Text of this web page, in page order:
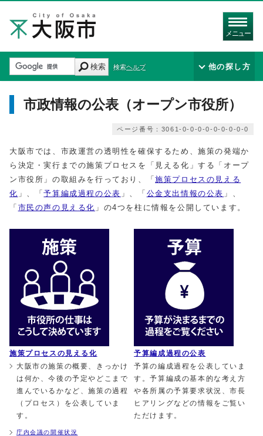
メニュー
検索 検索ヘルプ 他の探し方
市政情報の公表（オープン市役所）
ページ番号：3061-0-0-0-0-0-0-0-0-0
大阪市では、市政運営の透明性を確保するため、施策の発端か
ら決定・実行までの施策プロセスを「見える化」する「オープ
ン市役所」の取組みを行っており、「施策プロセスの見える
化 」、「予算編成過程の公表 」、「 公金支出情報の公表 」、
「 市民の声の見える化 」の4つを柱に情報を公開しています。
施策プロセスの見える化
大阪市の施策の概要、きっかけ
は何か、今後の予定やどこまで
進んでいるかなど、施策の過程
（プロセス）を公表していま
す。
庁内会議の開催状況
予算編成過程の公表
予算の編成過程を公表していま
す。予算編成の基本的な考え方
や各所属の予算要求状況、市長
ヒアリングなどの情報をご覧い
ただけます。